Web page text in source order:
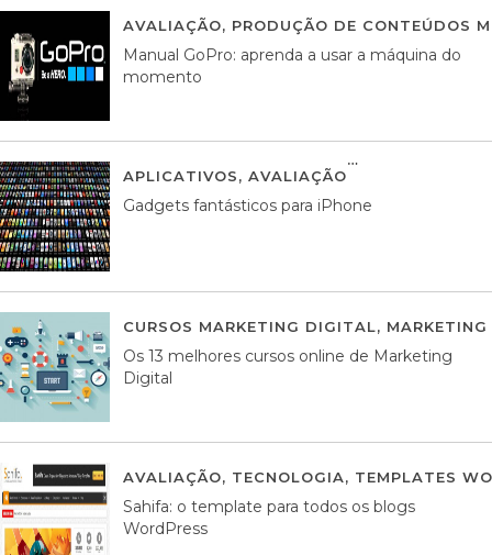
AVALIAÇÃO, PRODUÇÃO DE CONTEÚDOS
Manual GoPro: aprenda a usar a máquina do
momento
APLICATIVOS, AVALIAÇÃO
Gadgets fantásticos para iPhone
CURSOS MARKETING DIGITAL,
Os 13 melhores cursos online de Marketing
Digital
AVALIAÇÃO, TECNOLOGIA, TEMPLATES
Sahifa: o template para todos os blogs
WordPress